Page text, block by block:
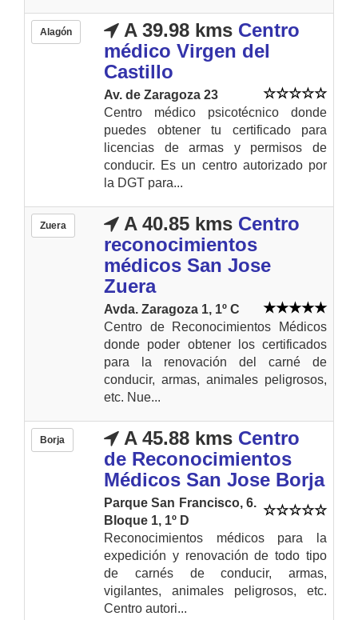
Alagón A 39.98 kms Centro
médico Virgen del
Castillo
Av. de Zaragoza 23
Centro médico psicotécnico donde
puedes obtener tu certificado para
licencias de armas y permisos de
conducir. Es un centro autorizado por
la DGT para...
Zuera A 40.85 kms Centro
reconocimientos
médicos San Jose
Zuera
Avda. Zaragoza 1, 1º C
Centro de Reconocimientos Médicos
donde poder obtener los certificados
para la renovación del carné de
conducir, armas, animales peligrosos,
etc. Nue...
Borja A 45.88 kms Centro
de Reconocimientos
Médicos San Jose Borja
Parque San Francisco, 6.
Bloque 1, 1º D
Reconocimientos médicos para la
expedición y renovación de todo tipo
de carnés de conducir, armas,
vigilantes, animales peligrosos, etc.
Centro autori...